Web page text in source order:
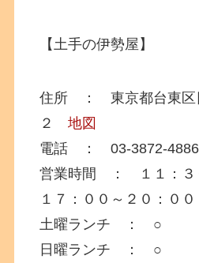
【土手の伊勢屋】
住所 ： 東京都台東区
２地図
電話 ： 03-3872-
営業時間 ： １１：３
１７：００～２０：００
土曜ランチ ： ○
日曜ランチ ： ○